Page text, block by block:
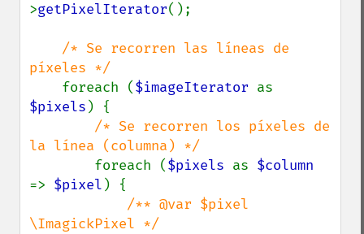
>getPixelIterator();
/* Se recorren las líneas de
píxeles */
foreach ($imageIterator
$pixels ) {
/* Se recorren los píxeles de
la línea (columna) */
foreach ($pixels as
=> $pixel ) {
/** @var $pixel
\ImagickPixel */